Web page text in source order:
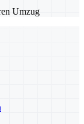
Umzug